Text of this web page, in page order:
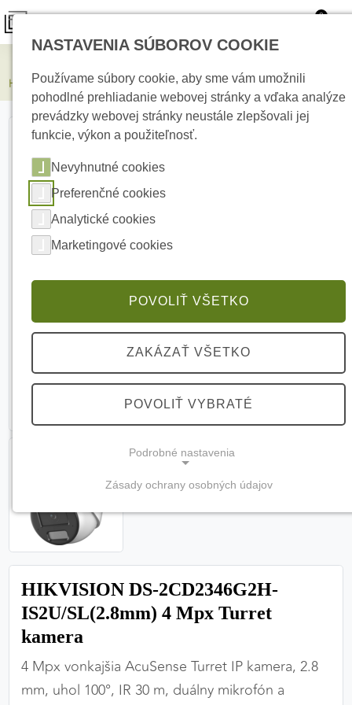
0
HIKVISION DS-2CD2346G2H-IS2U/SL(2.8mm) 4 Mpx Turret kamera
HIKVISION DS-2CD2346G2H-
IS2U/SL(2.8mm) 4 Mpx Turret
kamera
4 Mpx vonkajšia AcuSense Turret IP kamera, 2.8
mm, uhol 100°, IR 30 m, duálny mikrofón a
NASTAVENIA SÚBOROV COOKIE
Používame súbory cookie, aby sme vám umožnili
pohodlné prehliadanie webovej stránky a vďaka analýze
prevádzky webovej stránky neustále zlepšovali jej
funkcie, výkon a použiteľnosť.
Nevyhnutné cookies
Preferenčné cookies
Analytické cookies
Marketingové cookies
POVOLIŤ VŠETKO
ZAKÁZAŤ VŠETKO
POVOLIŤ VYBRATÉ
Podrobné nastavenia
(vždy aktívne, nemožno vypnúť)
Tieto cookies sú potrebné na správne fungovanie
zabezpečiť jej plnú funkčnosť.
PREFERENČNÉ COOKIES
Zásady ochrany osobných údajov